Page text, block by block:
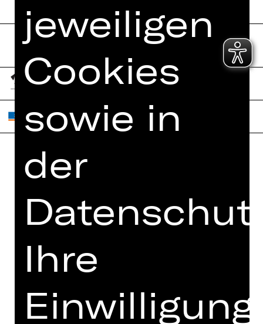
Home
Künstler*innen
Newsletter
Kartenkauf
Abos 26/27
Kontakt
ZVB/L
Cookies
jeweiligen
Cookies
sowie in
der
Ihre
Einwilligung